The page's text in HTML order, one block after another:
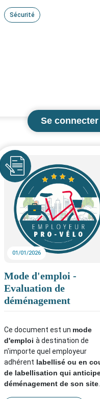
Sécurité
Icône
01/01/2026
Mode d'emploi -
Evaluation de
déménagement
Ce document est un mode
d'emploi à destination de
n'importe quel employeur
adhérent labellisé ou en
de labellisation qui
déménagement de son site